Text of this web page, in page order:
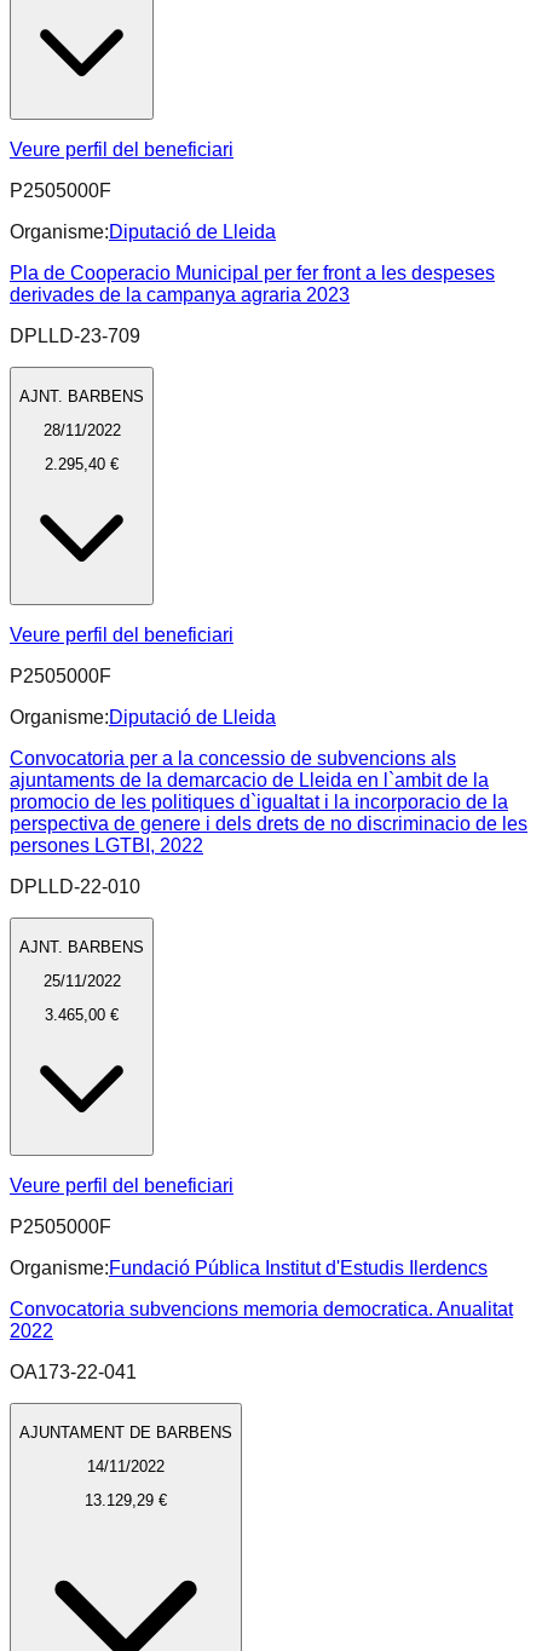
Veure perfil del beneficiari
P2505000F
Organisme:Diputació de Lleida
Pla de Cooperacio Municipal per fer front a les despeses
derivades de la campanya agraria 2023
DPLLD-23-709
AJNT. BARBENS
28/11/2022
2.295,40 €
Veure perfil del beneficiari
P2505000F
Organisme:Diputació de Lleida
Convocatoria per a la concessio de subvencions als
ajuntaments de la demarcacio de Lleida en l`ambit de la
promocio de les politiques d`igualtat i la incorporacio de la
perspectiva de genere i dels drets de no discriminacio de les
persones LGTBI, 2022
DPLLD-22-010
AJNT. BARBENS
25/11/2022
3.465,00 €
Veure perfil del beneficiari
P2505000F
Organisme:Fundació Pública Institut d'Estudis Ilerdencs
Convocatoria subvencions memoria democratica. Anualitat
2022
OA173-22-041
AJUNTAMENT DE BARBENS
14/11/2022
13.129,29 €